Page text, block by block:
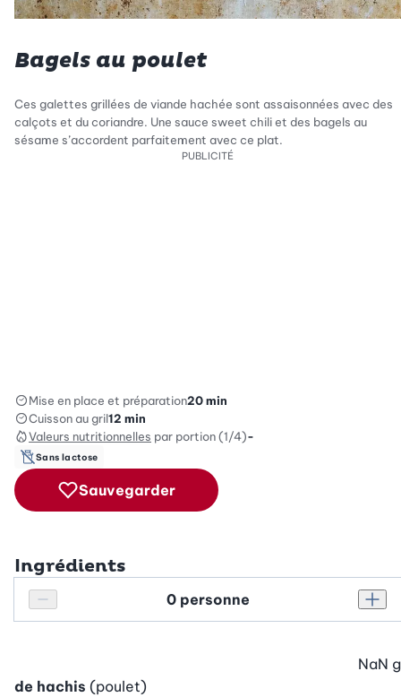
Bagels au poulet
Ces galettes grillées de viande hachée sont assaisonnées avec des
calçots et du coriandre. Une sauce sweet chili et des bagels au
sésame s’accordent parfaitement avec ce plat.
PUBLICITÉ
Mise en place et préparation20 min
Cuisson au gril12 min
Valeurs nutritionnelles par portion (1/4)-
Sans lactose
Sauvegarder
Ingrédients
Réduire le nombre de personnes
Personnes
de hachis (poulet)
NaN g